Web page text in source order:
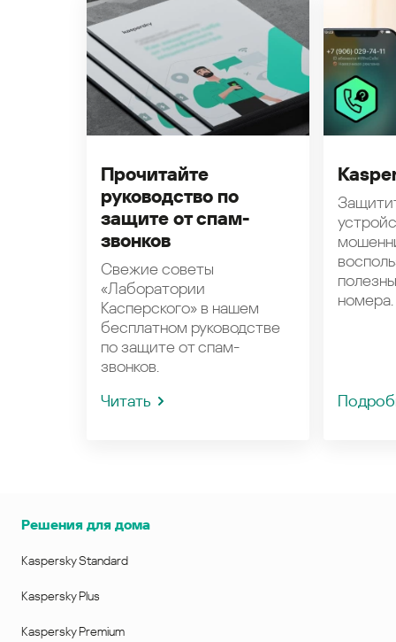
Прочитайте
руководство по
защите от спам-
звонков
Свежие советы
«Лаборатории
Касперского» в нашем
бесплатном руководстве
по защите от спам-
звонков.
Читать
номера.
Решения для дома
Kaspersky Standard
Kaspersky Plus
Kaspersky Premium